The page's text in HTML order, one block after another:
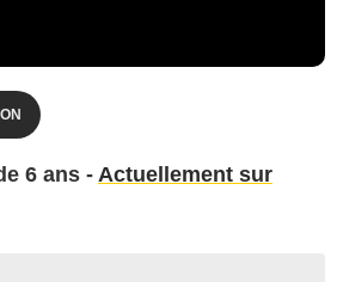
6 ans - Actuellement sur